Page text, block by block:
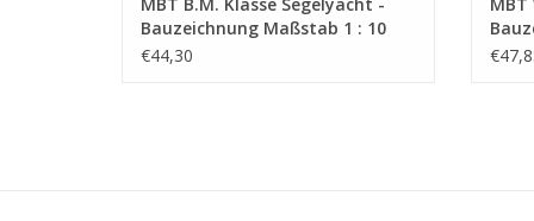
Bauzeichnung Maßstab 1 : 10
(10.08.010)
€44,30